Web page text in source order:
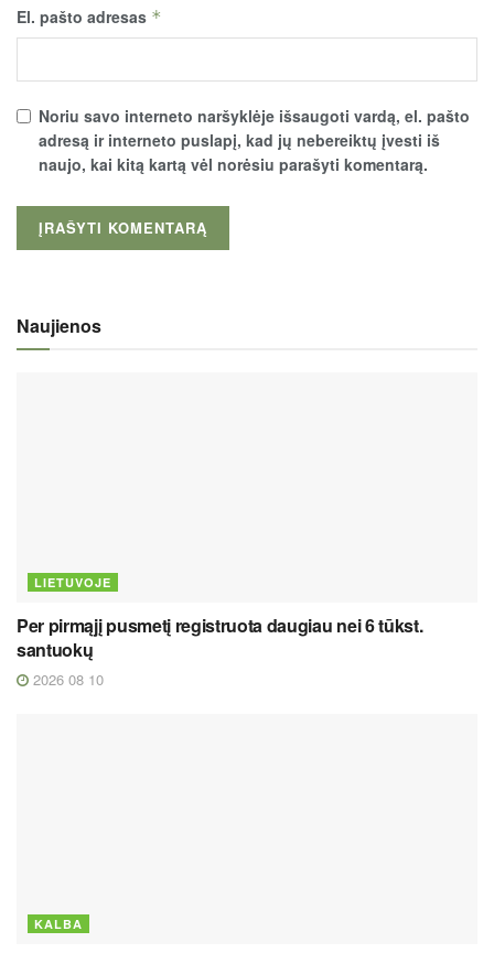
El. pašto adresas *
Noriu savo interneto naršyklėje išsaugoti vardą, el. pašto
adresą ir interneto puslapį, kad jų nebereiktų įvesti iš
naujo, kai kitą kartą vėl norėsiu parašyti komentarą.
Naujienos
LIETUVOJE
Per pirmąjį pusmetį registruota daugiau nei 6 tūkst.
santuokų
2026 08 10
KALBA